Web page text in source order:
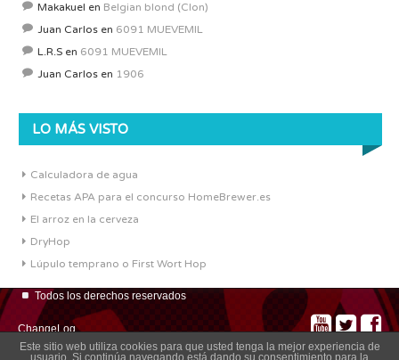
Makakuel en Belgian blond (Clon)
Juan Carlos en 6091 MUEVEMIL
L.R.S en 6091 MUEVEMIL
Juan Carlos en 1906
LO MÁS VISTO
Calculadora de agua
Recetas APA para el concurso HomeBrewer.es
El arroz en la cerveza
DryHop
Lúpulo temprano o First Wort Hop
Todos los derechos reservados
ChangeLog
Este sitio web utiliza cookies para que usted tenga la mejor experiencia de
usuario. Si continúa navegando está dando su consentimiento para la